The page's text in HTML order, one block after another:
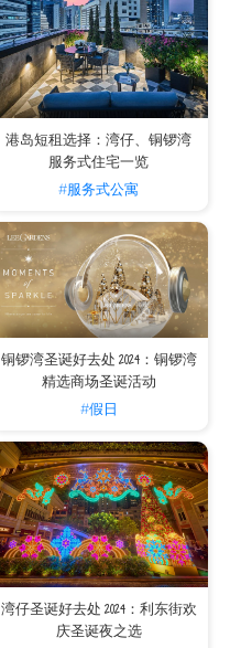
港岛短租选择：湾仔、铜锣湾
服务式住宅一览
#服务式公寓
铜锣湾圣诞好去处 2024：铜锣湾
精选商场圣诞活动
#假日
湾仔圣诞好去处 2024：利东街欢
庆圣诞夜之选